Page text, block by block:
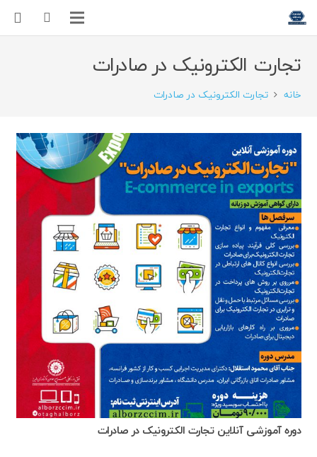
تجارت الکترونیک در صادرات
خانه تجارت الکترونیک در صادرات
دوره آموزشی آنلاین تجارت الکترونیک در صادرات